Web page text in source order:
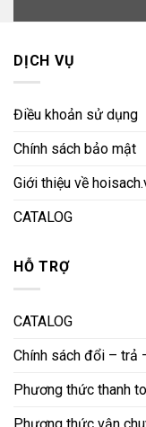
DỊCH VỤ
Điều khoản sử dụng
Chính sách bảo mật
Giới thiệu về
CATALOG
HỖ TRỢ
CATALOG
Chính sách đổi – trả
Phương thức thanh
Phương thức vận